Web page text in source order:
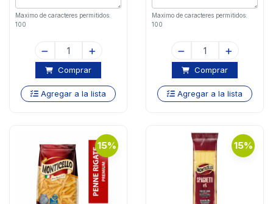
Maximo de caracteres permitidos:
100
Comprar
Agregar a la lista
Maximo de caracteres permitidos:
100
Comprar
Agregar a la lista
15% 15%